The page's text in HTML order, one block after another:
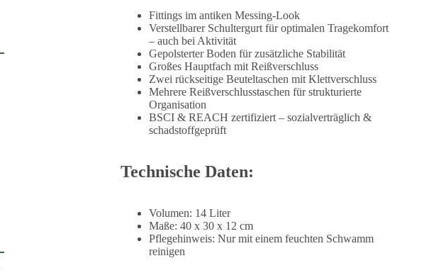
Fittings im antiken Messing-Look
Verstellbarer Schultergurt für optimalen Tragekomfort
– auch bei Aktivität
Gepolsterter Boden für zusätzliche Stabilität
Großes Hauptfach mit Reißverschluss
Zwei rückseitige Beuteltaschen mit Klettverschluss
Mehrere Reißverschlusstaschen für strukturierte
Organisation
BSCI & REACH zertifiziert – sozialverträglich &
schadstoffgeprüft
Technische Daten:
Volumen: 14 Liter
Maße: 40 x 30 x 12 cm
Pflegehinweis: Nur mit einem feuchten Schwamm
reinigen